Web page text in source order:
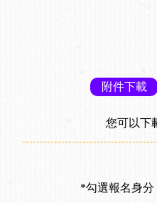
附件下載
您可以下
*勾選報名身分